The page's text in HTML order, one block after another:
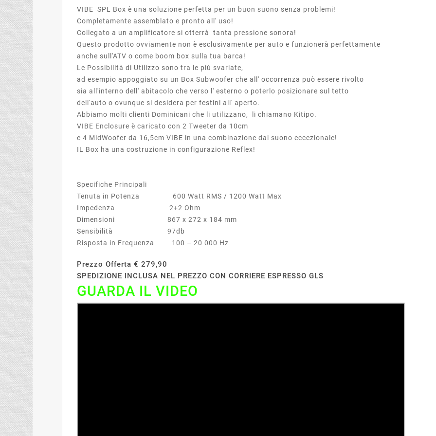
VIBE SPL Box è una soluzione perfetta per un buon suono senza problemi!
Completamente assemblato e pronto all' uso!
Collegato a un amplificatore si otterrà tanta pressione sonora!
Questo prodotto ovviamente non è esclusivamente per auto e funzionerà perfettamente
anche sull'ATV o come boom box sulla tua barca!
Le Possibilità di Utilizzo sono tra le più svariate,
ad esempio appoggiato su un Box Subwoofer che all' occorrenza può essere rivolto
sia all'interno dell' abitacolo che verso l' esterno o poterlo posizionare sul tetto
dell'auto o ovunque si desidera per festini all' aperto.
Abbiamo molti clienti Dominicani che li utilizzano, li chiamano Kitipo.
VIBE Enclosure è caricato con 2 Tweeter da 10cm
e 4 MidWoofer da 16,5cm VIBE in una combinazione dal suono eccezionale!
IL Box ha una costruzione in configurazione Reflex!
Specifiche Principali
Tenuta in Potenza 600 Watt RMS / 1200 Watt Max
Impedenza 2+2 Ohm
Dimensioni 867 x 272 x 184 mm
Sensibilità 97db
Risposta in Frequenza 100 – 20 000 Hz
Prezzo Offerta € 279,90
SPEDIZIONE INCLUSA NEL PREZZO CON CORRIERE ESPRESSO GLS
GUARDA IL VIDEO